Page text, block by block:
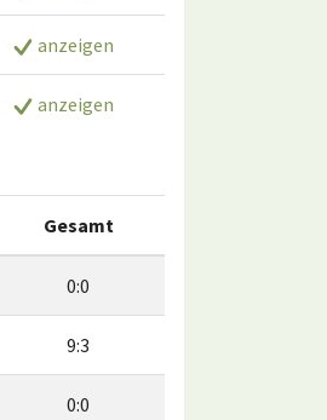
anzeigen
anzeigen
Gesamt
0:0
9:3
0:0